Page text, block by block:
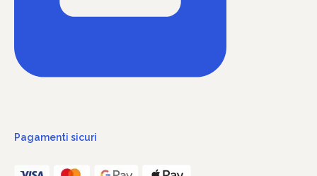
Pagamenti sicuri